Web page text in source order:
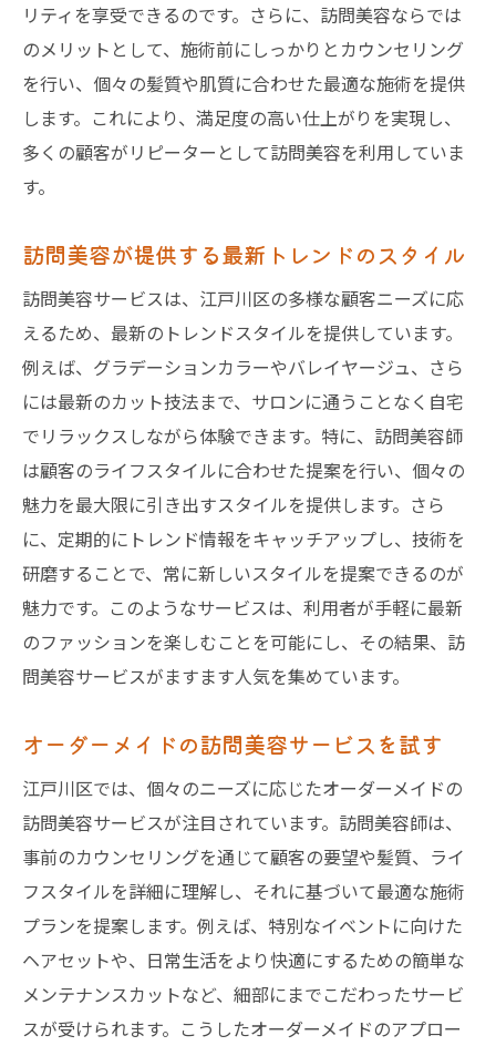
リティを享受できるのです。さらに、訪問美容ならでは
のメリットとして、施術前にしっかりとカウンセリング
を行い、個々の髪質や肌質に合わせた最適な施術を提供
します。これにより、満足度の高い仕上がりを実現し、
多くの顧客がリピーターとして訪問美容を利用していま
す。
訪問美容が提供する最新トレンドのスタイル
訪問美容サービスは、江戸川区の多様な顧客ニーズに応
えるため、最新のトレンドスタイルを提供しています。
例えば、グラデーションカラーやバレイヤージュ、さら
には最新のカット技法まで、サロンに通うことなく自宅
でリラックスしながら体験できます。特に、訪問美容師
は顧客のライフスタイルに合わせた提案を行い、個々の
魅力を最大限に引き出すスタイルを提供します。さら
に、定期的にトレンド情報をキャッチアップし、技術を
研磨することで、常に新しいスタイルを提案できるのが
魅力です。このようなサービスは、利用者が手軽に最新
のファッションを楽しむことを可能にし、その結果、訪
問美容サービスがますます人気を集めています。
オーダーメイドの訪問美容サービスを試す
江戸川区では、個々のニーズに応じたオーダーメイドの
訪問美容サービスが注目されています。訪問美容師は、
事前のカウンセリングを通じて顧客の要望や髪質、ライ
フスタイルを詳細に理解し、それに基づいて最適な施術
プランを提案します。例えば、特別なイベントに向けた
ヘアセットや、日常生活をより快適にするための簡単な
メンテナンスカットなど、細部にまでこだわったサービ
スが受けられます。こうしたオーダーメイドのアプロー